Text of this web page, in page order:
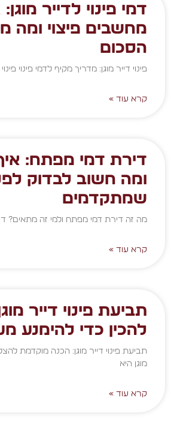
דמי פינוי לדייר מוגן:
מחשבים פיצוי ומה
הסכום
פינוי דייר מוגן: מדריך מקיף לדמי פינוי
קרא עוד »
דירת דמי מפתח:
ומה חשוב לבדוק
שמתקדמים
מה זה דירת דמי מפתח ולמי זה מתאים?
קרא עוד »
תביעת פינוי דייר
להכין כדי להימנע
תביעת פינוי דייר מוגן: הכנה מוקדמת
מוגן היא
קרא עוד »